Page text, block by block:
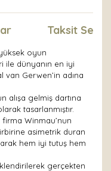
Taksit
oyun
ile dünyanın en iyi
Gerwen’in adına
alışa gelmiş dartına
tasarlanmıştır.
Winmau’nun
asimetrik duran
hem iyi tutuş hem
gerçekten